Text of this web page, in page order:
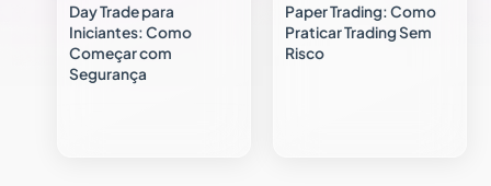
Day Trade para
Iniciantes: Como
Começar com
Segurança
Paper Trading: Como
Praticar Trading Sem
Risco